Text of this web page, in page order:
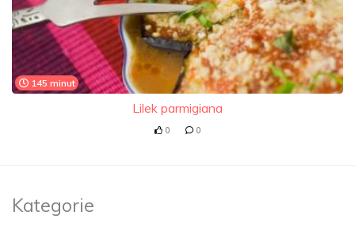
145 minut
Lilek parmigiana
0 0
Kategorie